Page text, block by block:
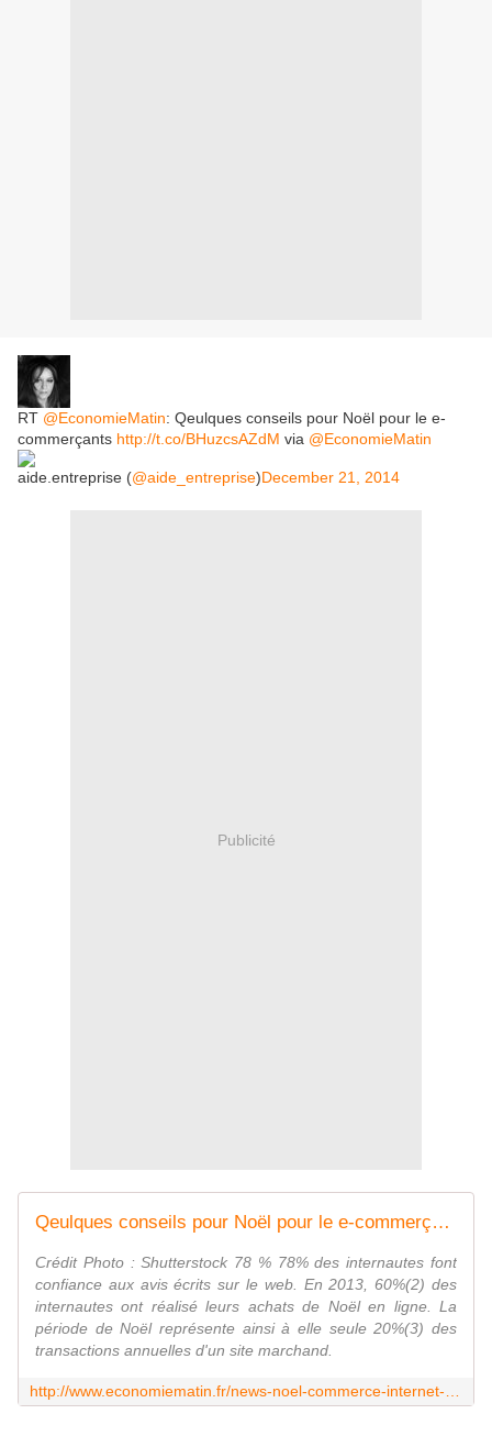
RT @EconomieMatin: Qeulques conseils pour Noël pour le e-
commerçants http://t.co/BHuzcsAZdM via @EconomieMatin
aide.entreprise (@aide_entreprise)December 21, 2014
Publicité
Qeulques conseils pour Noël pour le e-commerçants - EconomieMatin
Crédit Photo : Shutterstock 78 % 78% des internautes font
confiance aux avis écrits sur le web. En 2013, 60%(2) des
internautes ont réalisé leurs achats de Noël en ligne. La
période de Noël représente ainsi à elle seule 20%(3) des
transactions annuelles d'un site marchand.